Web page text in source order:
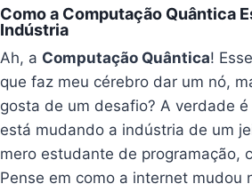
Como a Computação Quântica
Indústria
Ah, a Computação Quântica!
que faz meu cérebro dar um nó,
gosta de um desafio? A verdade
está mudando a indústria de um
mero estudante de programação,
Pense em como a internet mudou